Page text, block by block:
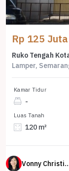
Rp 125
Lamper,
Kamar Tidur
-
Luas Tanah
120 m²
Vonny